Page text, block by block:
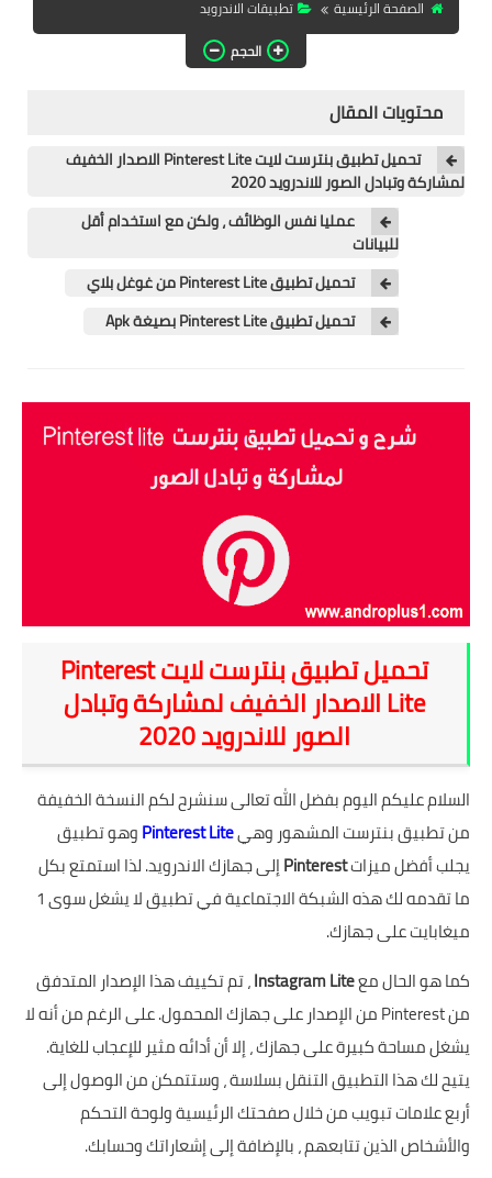
تطبيقات المشاهدة
تطبيقات مشاهدة الافلام
قسم الالعاب
العاب الويندوز
العاب الاندرويد
هواتف وموبايلات
كمبيتور ولابتوب
شروحات
اخبار التقنية
خلفيات
الصفحة الرئيسية
تطبيقات الاندرويد
الحجم
محتويات المقال
تحميل تطبيق بنترست لايت Pinterest Lite‏ الاصدار الخفيف
لمشاركة وتبادل الصور للاندرويد 2020
عمليا نفس الوظائف ، ولكن مع استخدام أقل
للبيانات
تحميل تطبيق Pinterest Lite من غوغل بلاي
تحميل تطبيق Pinterest Lite بصيغة Apk
تحميل تطبيق بنترست لايت Pinterest
Lite‏ الاصدار الخفيف لمشاركة وتبادل
الصور للاندرويد 2020
السلام عليكم اليوم بفضل الله تعالى سنشرح لكم النسخة الخفيفة
من تطبيق بنترست المشهور وهيPinterest Liteوهو تطبيق
يجلب أفضل ميزاتPinterest
إلى جهازك الاندرويد. لذا استمتع بكل
ما تقدمه لك هذه الشبكة الاجتماعية في تطبيق لا يشغل سوى 1
ميغابايت على جهازك.
كما هو الحال معInstagram Lite، تم تكييف هذا الإصدار المتدفق
من Pinterest من الإصدار على جهازك المحمول. على الرغم من أنه لا
يشغل مساحة كبيرة على جهازك ، إلا أن أدائه مثير للإعجاب للغاية.
يتيح لك هذا التطبيق التنقل بسلاسة ، وستتمكن من الوصول إلى
أربع علامات تبويب من خلال صفحتك الرئيسية ولوحة التحكم
والأشخاص الذين تتابعهم ، بالإضافة إلى إشعاراتك وحسابك.